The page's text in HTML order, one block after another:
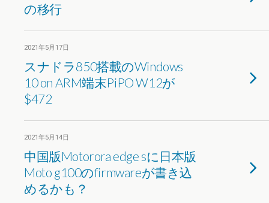
の移行
2021年5月17日
スナドラ850搭載のWindows
10 on ARM端末PiPO W12が
$472
2021年5月14日
中国版Motorora edge sに日本版
Moto g100のfirmwareが書き込
めるかも？